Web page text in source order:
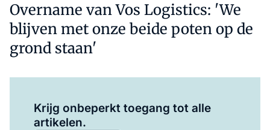
Overname van Vos Logistics: 'We
blijven met onze beide poten op de
grond staan'
Krijg onbeperkt toegang tot alle
artikelen.